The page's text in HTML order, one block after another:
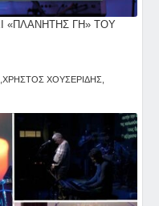
«ΠΛΑΝΗΤΗΣ ΓΗ» ΤΟΥ
ΧΡΗΣΤΟΣ ΧΟΥΣΕΡΙΔΗΣ